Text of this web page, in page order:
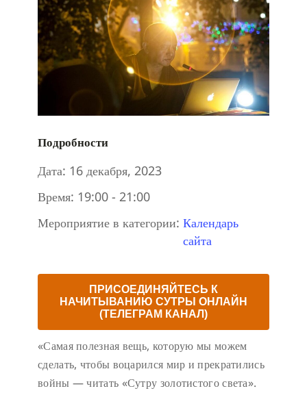
Подробности
Дата: 16 декабря, 2023
Время: 19:00 - 21:00
Мероприятие в категории: Календарь
сайта
ПРИСОЕДИНЯЙТЕСЬ К
НАЧИТЫВАНИЮ СУТРЫ ОНЛАЙН
(ТЕЛЕГРАМ КАНАЛ)
«Самая полезная вещь, которую мы можем
сделать, чтобы воцарился мир и прекратились
войны — читать «Сутру золотистого света».